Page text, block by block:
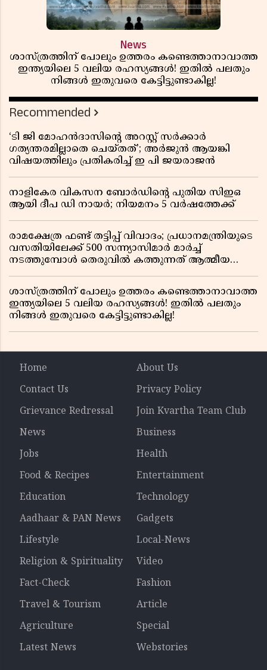
News
ശാസ്ത്രത്തിന് പോലും ഉത്തരം കണ്ടെത്താനാവാത്ത
ഇന്ത്യയിലെ 5 വലിയ രഹസ്യങ്ങൾ! ഇതിൽ പലതും
നിങ്ങൾ ഇതുവരെ കേട്ടിട്ടുണ്ടാകില്ല!
Recommended
‘ടി ജി മോഹൻദാസിൻ്റെ അറസ്റ്റ് സർക്കാർ
ഗത്യന്തരമില്ലാതെ ചെയ്തത്’; അർജുൻ ആയങ്കി
വിഷയത്തിലും പ്രതികരിച്ച് ഇ പി ജയരാജൻ
നാളികേര വികസന ബോർഡിൻ്റെ പുതിയ സിഇഒ
ആയി ദീപ ഡി നായർ; നിയമനം 5 വർഷത്തേക്ക് ​​​​​​​
രാമക്ഷേത്ര ഫണ്ട് തട്ടിപ്പ് വിവാദം; പ്രധാനമന്ത്രിയുടെ
വസതിയിലേക്ക് 500 സന്ന്യാസിമാർ മാർച്ച്
നടത്തുമ്പോൾ തെരുവിൽ കത്തുന്നത് ആത്മീയ
ശാസ്ത്രത്തിന് പോലും ഉത്തരം കണ്ടെത്താനാവാത്ത
ഇന്ത്യയിലെ 5 വലിയ രഹസ്യങ്ങൾ! ഇതിൽ പലതും
നിങ്ങൾ ഇതുവരെ കേട്ടിട്ടുണ്ടാകില്ല!
Home
About Us
Contact Us
Privacy Policy
Grievance Redressal
Join Kvartha Team Club
News
Business
Jobs
Health
Food & Recipes
Entertainment
Education
Technology
Aadhaar & PAN News
Gadgets
Lifestyle
Local-News
Religion & Spirituality
Video
Fact-Check
Fashion
Travel & Tourism
Article
Agriculture
Special
Latest News
Webstories